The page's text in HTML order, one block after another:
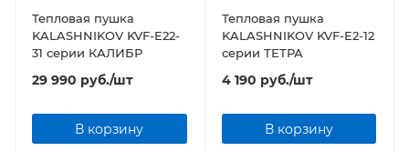
Тепловая пушка
KALASHNIKOV KVF-E22-
31 серии КАЛИБР
29 990 руб./шт
В корзину
Тепловая пушка
KALASHNIKOV KVF-E2-12
серии ТЕТРА
4 190 руб./шт
В корзину